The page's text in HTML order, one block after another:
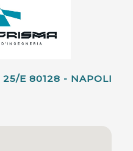
e 80128 - NAPOLI